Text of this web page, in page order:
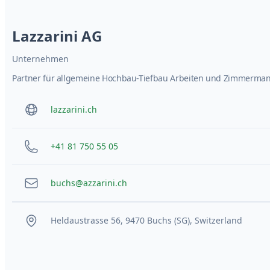
Lazzarini AG
Unternehmen
Partner für allgemeine Hochbau-Tiefbau Arbeiten und
lazzarini.ch
+41 81 750 55 05
buchs@azzarini.ch
Heldaustrasse 56, 9470 Buchs (SG), Switzerland